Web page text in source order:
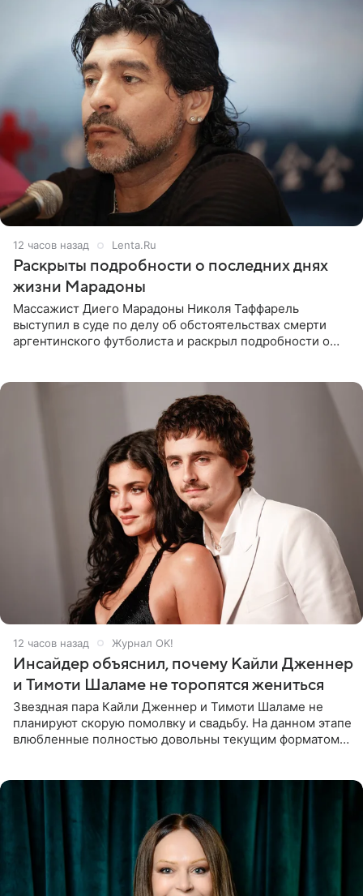
12 часов назад Lenta.Ru
Раскрыты подробности о последних днях
жизни Марадоны
Массажист Диего Марадоны Николя Таффарель
выступил в суде по делу об обстоятельствах смерти
аргентинского футболиста и раскрыл подробности о
12 часов назад Журнал OK!
Инсайдер объяснил, почему Кайли Дженнер
и Тимоти Шаламе не торопятся жениться
Звездная пара Кайли Дженнер и Тимоти Шаламе не
планируют скорую помолвку и свадьбу. На данном этапе
влюбленные полностью довольны текущим форматом